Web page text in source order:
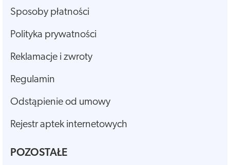
Sposoby płatności
Polityka prywatności
Reklamacje i zwroty
Regulamin
Odstąpienie od umowy
Rejestr aptek internetowych
POZOSTAŁE